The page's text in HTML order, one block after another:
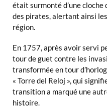
était surmonté d’une cloche
des pirates, alertant ainsi
région.
En 1757, après avoir servi
tour de guet contre les
transformée en tour
« Torre del Reloj », qui
transition a marqué une
histoire.